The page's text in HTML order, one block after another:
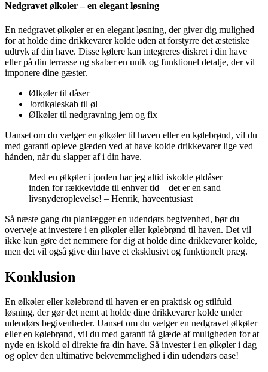
Nedgravet ølkøler – en elegant løsning
En nedgravet ølkøler er en elegant løsning, der giver dig mulighed
for at holde dine drikkevarer kolde uden at forstyrre det æstetiske
udtryk af din have. Disse kølere kan integreres diskret i din have
eller på din terrasse og skaber en unik og funktionel detalje, der vil
imponere dine gæster.
Ølkøler til dåser
Jordkøleskab til øl
Ølkøler til nedgravning jem og fix
Uanset om du vælger en ølkøler til haven eller en kølebrønd, vil du
med garanti opleve glæden ved at have kolde drikkevarer lige ved
hånden, når du slapper af i din have.
Med en ølkøler i jorden har jeg altid iskolde øldåser
inden for rækkevidde til enhver tid – det er en sand
livsnyderoplevelse! – Henrik, haveentusiast
Så næste gang du planlægger en udendørs begivenhed, bør du
overveje at investere i en ølkøler eller kølebrønd til haven. Det vil
ikke kun gøre det nemmere for dig at holde dine drikkevarer kolde,
men det vil også give din have et eksklusivt og funktionelt præg.
Konklusion
En ølkøler eller kølebrønd til haven er en praktisk og stilfuld
løsning, der gør det nemt at holde dine drikkevarer kolde under
udendørs begivenheder. Uanset om du vælger en nedgravet ølkøler
eller en kølebrønd, vil du med garanti få glæde af muligheden for at
nyde en iskold øl direkte fra din have. Så invester i en ølkøler i dag
og oplev den ultimative bekvemmelighed i din udendørs oase!